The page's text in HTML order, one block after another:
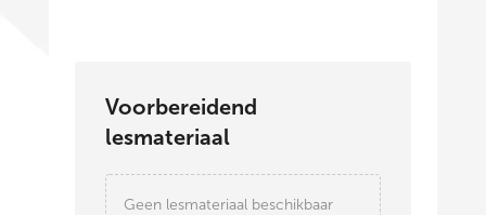
Voorbereidend
lesmateriaal
Geen lesmateriaal beschikbaar